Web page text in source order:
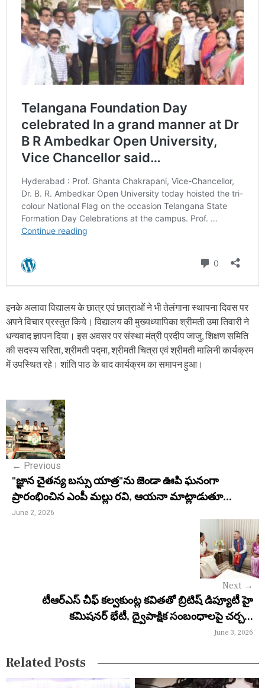
इनके अलावा विद्यालय के छात्र एवं छात्राओं ने भी तेलंगाना स्थापना दिवस पर
अपने विचार प्रस्तुत किये। विद्यालय की मुख्यध्यापिका श्रीमती उमा तिवारी ने
धन्यवाद ज्ञापन दिया। इस अवसर पर संस्था मंत्री प्रदीप जाजु, शिक्षण समिति
की सदस्य सरिता, श्रीमती पद्मा, श्रीमती चित्रा एवं श्रीमती मालिनी कार्यक्रम
में उपस्थित रहे। शांति पाठ के बाद कार्यक्रम का समापन हुआ।
P
o
s
n
a
o
← Previous
"జ్ఞాన చైతన్య బస్సు యాత్ర"ను జెండా ఊపి ఘనంగా
ప్రారంభించిన ఎంపీ మల్లు రవి, ఆయనా మాట్లాడుతూ...
June 2, 2026
Next →
టీఆర్ఎస్ చీఫ్ కల్వకుంట్ల కవితతో బ్రిటిష్ డిప్యూటీ హై
కమిషనర్ భేటీ, ద్వైపాక్షిక సంబంధాలపై చర్చ...
June 3, 2026
Related Posts